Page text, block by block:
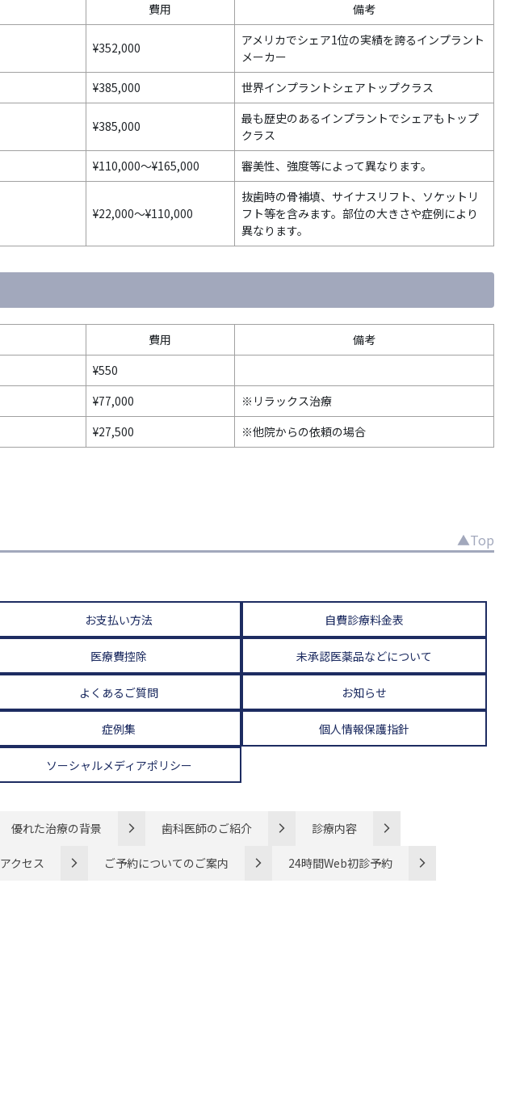
費用 備考
¥352,000
アメリカでシェア1位の実績を誇るインプラント
メーカー
¥385,000 世界インプラントシェアトップクラス
¥385,000
最も歴史のあるインプラントでシェアもトップ
クラス
¥110,000～¥165,000 審美性、強度等によって異なります。
¥22,000～¥110,000
抜歯時の骨補填、サイナスリフト、ソケットリ
フト等を含みます。部位の大きさや症例により
異なります。
費用
備考
¥550
¥77,000
※リラックス治療
¥27,500 ※他院からの依頼の場合
▲Top
お支払い方法 自費診療料金表
医療費控除 未承認医薬品などについて
よくあるご質問 お知らせ
症例集 個人情報保護指針
ソーシャルメディアポリシー
優れた治療の背景 歯科医師のご紹介 診療内容
アクセス ご予約についてのご案内 24時間Web初診予約